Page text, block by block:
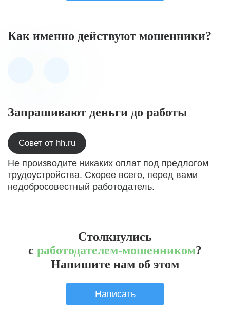
Как именно действуют мошенники?
Запрашивают деньги до работы
Совет от hh.ru
Не производите никаких оплат под предлогом
трудоустройства. Скорее всего, перед вами
недобросовестный работодатель.
Столкнулись
с работодателем-мошенником?
Напишите нам об этом
Написать